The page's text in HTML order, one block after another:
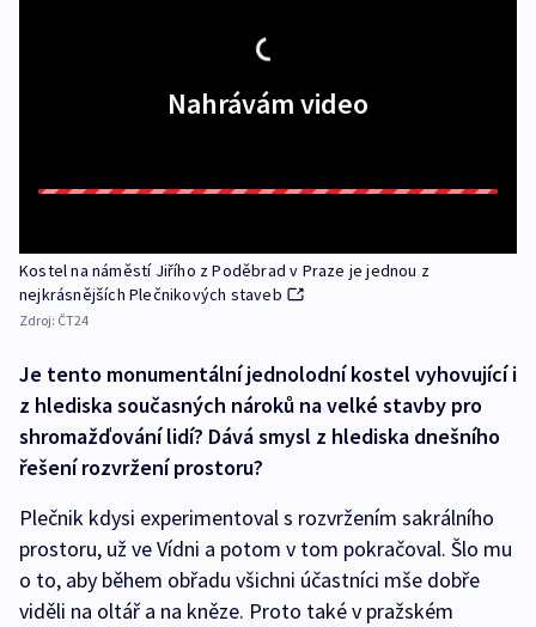
Nahrávám video
Kostel na náměstí Jiřího z Poděbrad v Praze je jednou z
nejkrásnějších Plečnikových staveb
Zdroj: ČT24
Je tento monumentální jednolodní kostel vyhovující i
z hlediska současných nároků na velké stavby pro
shromažďování lidí? Dává smysl z hlediska dnešního
řešení rozvržení prostoru?
Plečnik kdysi experimentoval s rozvržením sakrálního
prostoru, už ve Vídni a potom v tom pokračoval. Šlo mu
o to, aby během obřadu všichni účastníci mše dobře
viděli na oltář a na kněze. Proto také v pražském